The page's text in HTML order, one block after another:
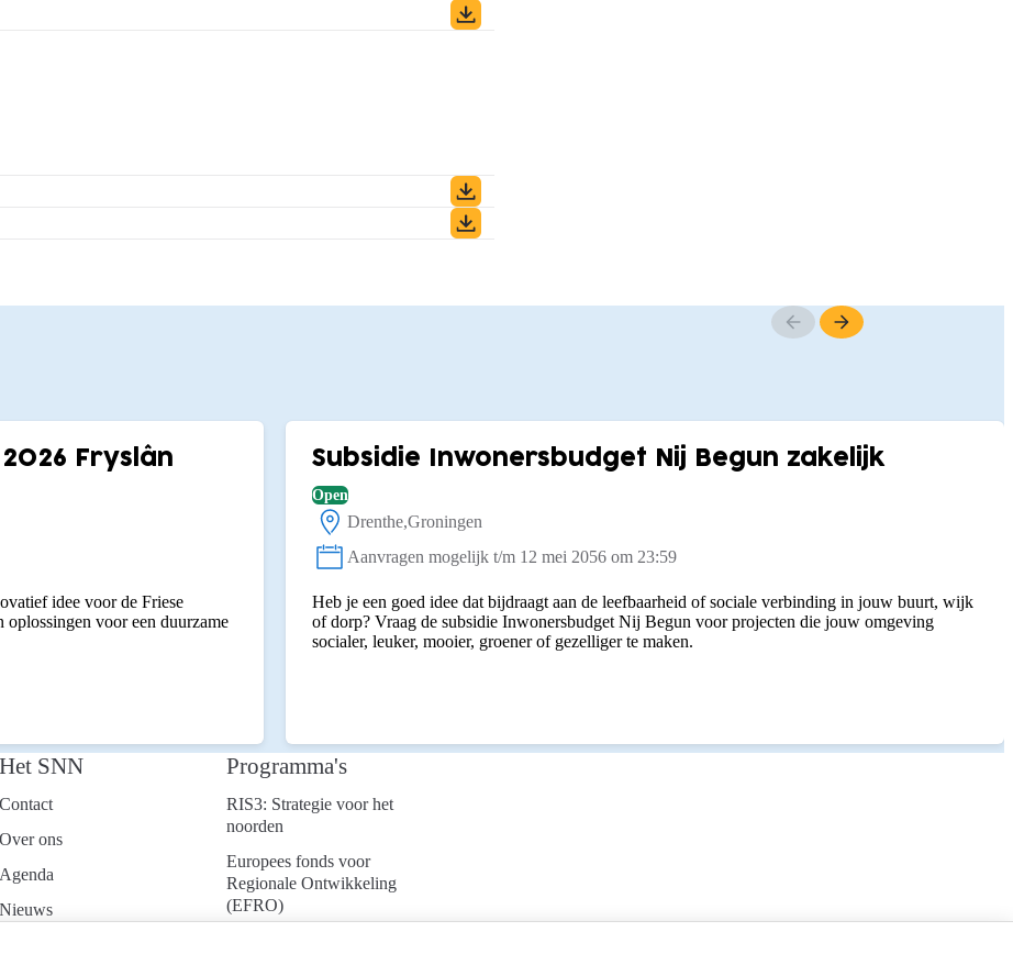
Fryslân
idee voor de Friese
voor een duurzame
Subsidie Inwonersbudget Nij Begun zakelijk
Open
Locatie:
Drenthe Groningen
Status:
Aanvragen mogelijk t/m 12 mei 2056 om 23:59
Heb je een goed idee dat bijdraagt aan de leefbaarheid of sociale verbinding in jouw buurt, wijk
of dorp? Vraag de subsidie Inwonersbudget Nij Begun voor projecten die jouw omgeving
socialer, leuker, mooier, groener of gezelliger te maken.
Het SNN
Contact
Over ons
Agenda
Nieuws
Programma's
RIS3: Strategie voor het
noorden
Europees fonds voor
Regionale Ontwikkeling
(EFRO)